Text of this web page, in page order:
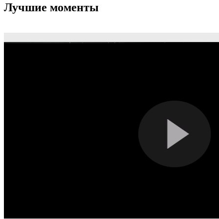
Лучшие моменты